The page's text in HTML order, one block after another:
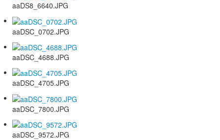
aaDS8_6640.JPG
aaDSC_0702.JPG
aaDSC_4688.JPG
aaDSC_4705.JPG
aaDSC_7800.JPG
aaDSC_9572.JPG